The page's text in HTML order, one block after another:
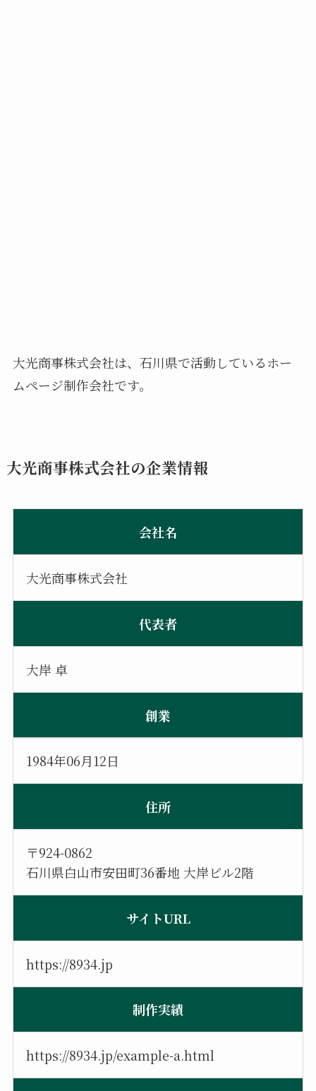
大光商事株式会社は、石川県で活動しているホー
ムページ制作会社です。
大光商事株式会社の企業情報
会社名
大光商事株式会社
代表者
大岸 卓
創業
1984年06月12日
住所
〒924-0862
石川県白山市安田町36番地 大岸ビル2階
サイトURL
https://8934.jp
制作実績
https://8934.jp/example-a.html